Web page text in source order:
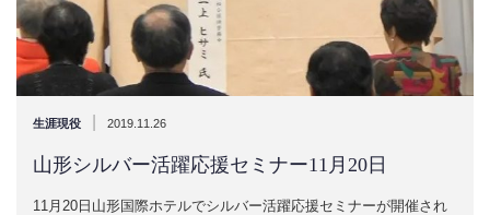
生涯現役 2019.11.26
山形シルバー活躍応援セミナー11月20日
11月20日山形国際ホテルでシルバー活躍応援セミナーが開催され